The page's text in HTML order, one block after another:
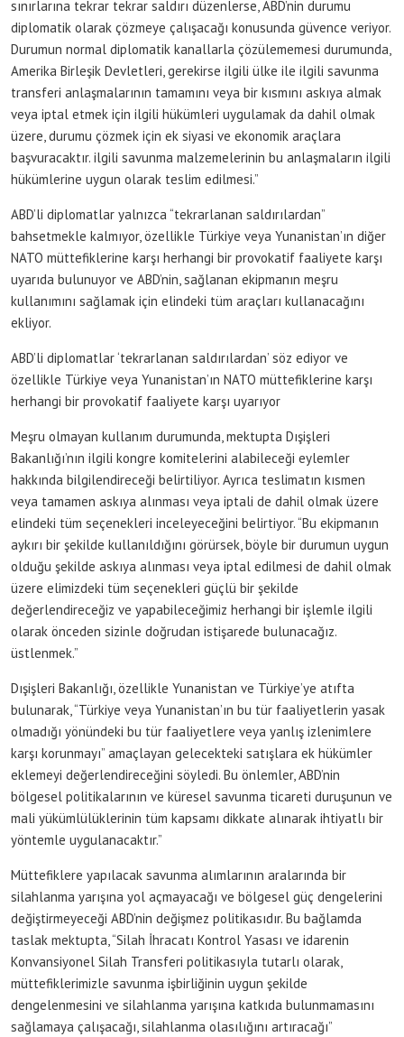
sınırlarına tekrar tekrar saldırı düzenlerse, ABD’nin durumu
diplomatik olarak çözmeye çalışacağı konusunda güvence veriyor.
Durumun normal diplomatik kanallarla çözülememesi durumunda,
Amerika Birleşik Devletleri, gerekirse ilgili ülke ile ilgili savunma
transferi anlaşmalarının tamamını veya bir kısmını askıya almak
veya iptal etmek için ilgili hükümleri uygulamak da dahil olmak
üzere, durumu çözmek için ek siyasi ve ekonomik araçlara
başvuracaktır. ilgili savunma malzemelerinin bu anlaşmaların ilgili
hükümlerine uygun olarak teslim edilmesi.”
ABD’li diplomatlar yalnızca “tekrarlanan saldırılardan”
bahsetmekle kalmıyor, özellikle Türkiye veya Yunanistan’ın diğer
NATO müttefiklerine karşı herhangi bir provokatif faaliyete karşı
uyarıda bulunuyor ve ABD’nin, sağlanan ekipmanın meşru
kullanımını sağlamak için elindeki tüm araçları kullanacağını
ekliyor.
ABD’li diplomatlar ‘tekrarlanan saldırılardan’ söz ediyor ve
özellikle Türkiye veya Yunanistan’ın NATO müttefiklerine karşı
herhangi bir provokatif faaliyete karşı uyarıyor
Meşru olmayan kullanım durumunda, mektupta Dışişleri
Bakanlığı’nın ilgili kongre komitelerini alabileceği eylemler
hakkında bilgilendireceği belirtiliyor. Ayrıca teslimatın kısmen
veya tamamen askıya alınması veya iptali de dahil olmak üzere
elindeki tüm seçenekleri inceleyeceğini belirtiyor. “Bu ekipmanın
aykırı bir şekilde kullanıldığını görürsek, böyle bir durumun uygun
olduğu şekilde askıya alınması veya iptal edilmesi de dahil olmak
üzere elimizdeki tüm seçenekleri güçlü bir şekilde
değerlendireceğiz ve yapabileceğimiz herhangi bir işlemle ilgili
olarak önceden sizinle doğrudan istişarede bulunacağız.
üstlenmek.”
Dışişleri Bakanlığı, özellikle Yunanistan ve Türkiye’ye atıfta
bulunarak, “Türkiye veya Yunanistan’ın bu tür faaliyetlerin yasak
olmadığı yönündeki bu tür faaliyetlere veya yanlış izlenimlere
karşı korunmayı” amaçlayan gelecekteki satışlara ek hükümler
eklemeyi değerlendireceğini söyledi. Bu önlemler, ABD’nin
bölgesel politikalarının ve küresel savunma ticareti duruşunun ve
mali yükümlülüklerinin tüm kapsamı dikkate alınarak ihtiyatlı bir
yöntemle uygulanacaktır.”
Müttefiklere yapılacak savunma alımlarının aralarında bir
silahlanma yarışına yol açmayacağı ve bölgesel güç dengelerini
değiştirmeyeceği ABD’nin değişmez politikasıdır. Bu bağlamda
taslak mektupta, “Silah İhracatı Kontrol Yasası ve idarenin
Konvansiyonel Silah Transferi politikasıyla tutarlı olarak,
müttefiklerimizle savunma işbirliğinin uygun şekilde
dengelenmesini ve silahlanma yarışına katkıda bulunmamasını
sağlamaya çalışacağı, silahlanma olasılığını artıracağı”